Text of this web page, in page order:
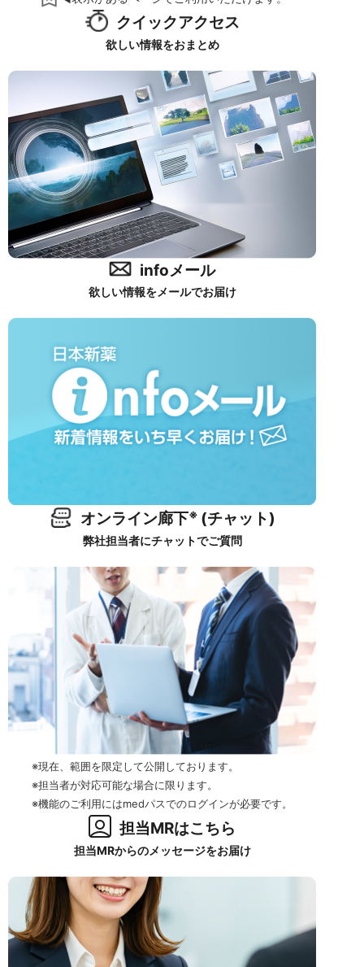
クイックアクセス
欲しい情報をおまとめ
infoメール
欲しい情報をメールでお届け
オンライン廊下※ (チャット)
弊社担当者にチャットでご質問
※現在、範囲を限定して公開しております。
※担当者が対応可能な場合に限ります。
※機能のご利用にはmedパスでのログインが必要です。
担当MRはこちら
担当MRからのメッセージをお届け